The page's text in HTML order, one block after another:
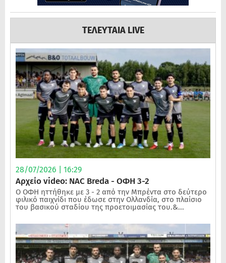
ΤΕΛΕΥΤΑΙΑ LIVE
28/07/2026 | 16:29
Αρχείο video: NAC Breda - ΟΦΗ 3-2
Ο ΟΦΗ ηττήθηκε με 3 - 2 από την Μπρέντα στο δεύτερο
φιλικό παιχνίδι που έδωσε στην Ολλανδία, στο πλαίσιο
του βασικού σταδίου της προετοιμασίας του.&...